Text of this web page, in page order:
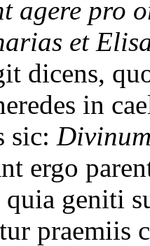
agere pro
et
dicens,
in
sic:
ergo
quia geniti
praemiis